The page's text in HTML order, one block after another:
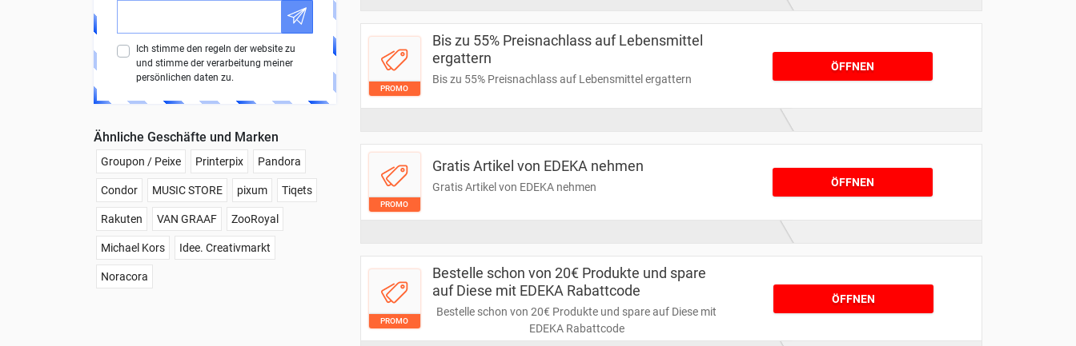
PROMO
Bis zu 55% Preisnachlass auf Lebensmittel
ergattern
Bis zu 55% Preisnachlass auf Lebensmittel ergattern
ÖFFNEN
PROMO
Gratis Artikel von EDEKA nehmen
Gratis Artikel von EDEKA nehmen ÖFFNEN
PROMO
Bestelle schon von 20€ Produkte und spare
auf Diese mit EDEKA Rabattcode
Bestelle schon von 20€ Produkte und spare auf Diese mit
EDEKA Rabattcode
ÖFFNEN
Ich stimme den regeln der website zu
und stimme der verarbeitung meiner
persönlichen daten zu.
Ähnliche Geschäfte und Marken
Groupon / Peixe Printerpix Pandora
Condor MUSIC STORE pixum Tiqets
Rakuten VAN GRAAF ZooRoyal
Michael Kors Idee. Creativmarkt
Noracora